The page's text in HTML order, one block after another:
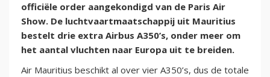
officiële order aangekondigd van de Paris Air
Show. De luchtvaartmaatschappij uit Mauritius
bestelt drie extra Airbus A350’s, onder meer om
het aantal vluchten naar Europa uit te breiden.
Air Mauritius beschikt al over vier A350’s, dus de totale